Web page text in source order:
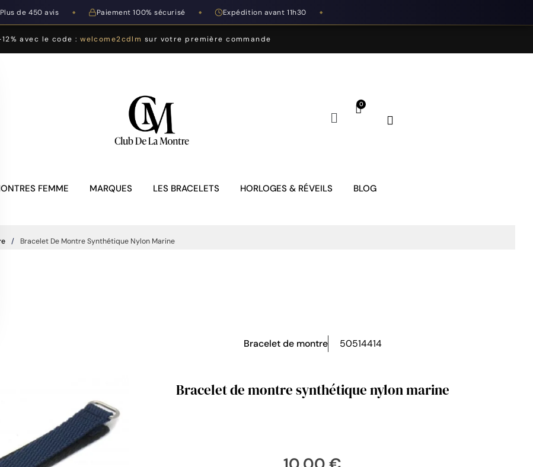
de 450 avis ◆ Paiement 100% sécurisé ◆ Expédition avant 11h30 ◆
avec le code :welcome2cdlm sur votre première commande
FEMME MARQUES LES BRACELETS HORLOGES & RÉVEILS BLOG
Bracelet De Montre Synthétique Nylon Marine
Bracelet de montre 50514414
Bracelet de montre synthétique nylon marine